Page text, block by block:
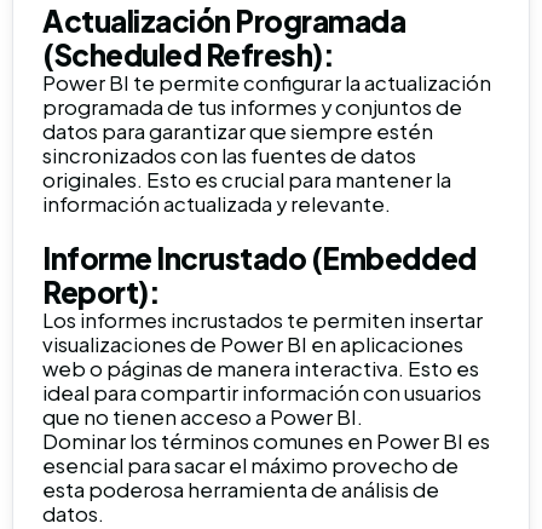
Actualización Programada
(Scheduled Refresh):
Power BI te permite configurar la actualización
programada de tus informes y conjuntos de
datos para garantizar que siempre estén
sincronizados con las fuentes de datos
originales. Esto es crucial para mantener la
información actualizada y relevante.
Informe Incrustado (Embedded
Report):
Los informes incrustados te permiten insertar
visualizaciones de Power BI en aplicaciones
web o páginas de manera interactiva. Esto es
ideal para compartir información con usuarios
que no tienen acceso a Power BI.
Dominar los términos comunes en Power BI es
esencial para sacar el máximo provecho de
esta poderosa herramienta de análisis de
datos.